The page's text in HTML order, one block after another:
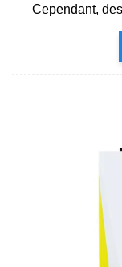
Cependant,